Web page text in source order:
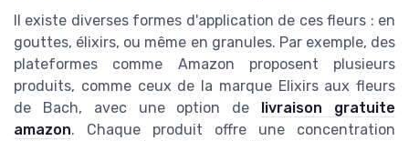
Il existe diverses formes d'application de ces fleurs : en
gouttes, élixirs, ou même en granules. Par exemple, des
plateformes comme Amazon proposent plusieurs
produits, comme ceux de la marque Elixirs aux fleurs
de Bach, avec une option de livraison gratuite
amazon. Chaque produit offre une concentration